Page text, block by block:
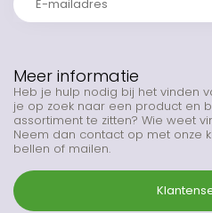
Meer informatie
Heb je hulp nodig bij het vinden
je op zoek naar een product en
assortiment te zitten? Wie weet
Neem dan contact op met onze
bellen of mailen.